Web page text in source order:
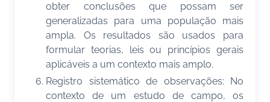
obter conclusões que possam ser
generalizadas para uma população mais
ampla. Os resultados são usados para
formular teorias, leis ou princípios gerais
aplicáveis a um contexto mais amplo.
Registro sistemático de observações: No
contexto de um estudo de campo, os